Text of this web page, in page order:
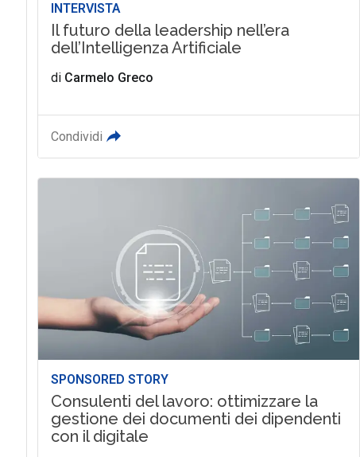
INTERVISTA
Il futuro della leadership nell’era
dell’Intelligenza Artificiale
di Carmelo Greco
Condividi
SPONSORED STORY
Consulenti del lavoro: ottimizzare la
gestione dei documenti dei dipendenti
con il digitale